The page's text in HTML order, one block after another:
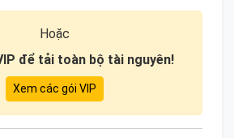
Hoặc
để tải toàn bộ tài nguyên!
Xem các gói VIP